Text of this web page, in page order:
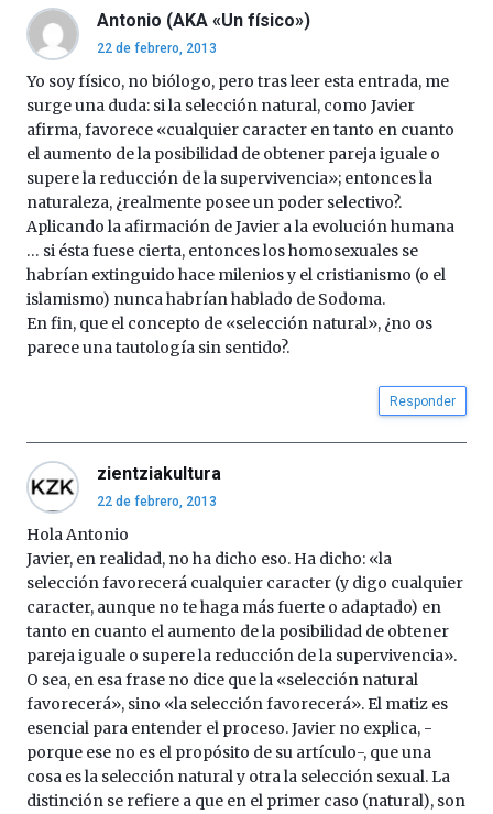
Antonio (AKA «Un físico»)
22 de febrero, 2013
Yo soy físico, no biólogo, pero tras leer esta entrada, me
surge una duda: si la selección natural, como Javier
afirma, favorece «cualquier caracter en tanto en cuanto
el aumento de la posibilidad de obtener pareja iguale o
supere la reducción de la supervivencia»; entonces la
naturaleza, ¿realmente posee un poder selectivo?.
Aplicando la afirmación de Javier a la evolución humana
… si ésta fuese cierta, entonces los homosexuales se
habrían extinguido hace milenios y el cristianismo (o el
islamismo) nunca habrían hablado de Sodoma.
En fin, que el concepto de «selección natural», ¿no os
parece una tautología sin sentido?.
Responder
zientziakultura
22 de febrero, 2013
Hola Antonio
Javier, en realidad, no ha dicho eso. Ha dicho: «la
selección favorecerá cualquier caracter (y digo cualquier
caracter, aunque no te haga más fuerte o adaptado) en
tanto en cuanto el aumento de la posibilidad de obtener
pareja iguale o supere la reducción de la supervivencia».
O sea, en esa frase no dice que la «selección natural
favorecerá», sino «la selección favorecerá». El matiz es
esencial para entender el proceso. Javier no explica, -
porque ese no es el propósito de su artículo-, que una
cosa es la selección natural y otra la selección sexual. La
distinción se refiere a que en el primer caso (natural), son